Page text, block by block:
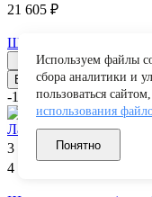
21 605 ₽
ШКИВ КОЛЕНВАЛА
В корзину
-15%
3 430
4 014
Используем файлы
сбора аналитики и
пользоваться
использования
Понятно